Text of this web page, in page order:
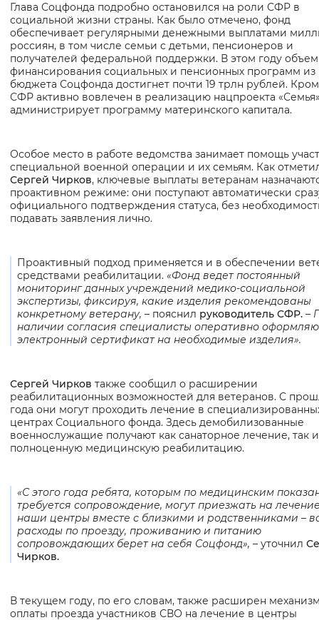
Глава Соцфонда подробно остановился на роли СФР в
социальной жизни страны. Как было отмечено, фонд
обеспечивает регулярными денежными выплатами
россиян, в том числе семьи с детьми, пенсионеров и
получателей федеральной поддержки. В этом году объем
финансирования социальных и пенсионных программ из
бюджета Соцфонда достигнет почти 19 трлн рублей.
СФР активно вовлечен в реализацию нацпроекта
администрирует программу материнского капитала.
Особое место в работе ведомства занимает помощь
специальной военной операции и их семьям. Как
Сергей Чирков, ключевые выплаты ветеранам
проактивном режиме: они поступают автоматически
официального подтверждения статуса, без
подавать заявления лично.
Проактивный подход применяется и в обеспечении
средствами реабилитации. «Фонд ведет постоянный
мониторинг данных учреждений медико‑социальной
экспертизы, фиксируя, какие изделия рекомендованы
конкретному ветерану, – пояснил руководитель СФР. –
наличии согласия специалисты оперативно
электронный сертификат на необходимые изделия».
Сергей Чирков также сообщил о расширении
реабилитационных возможностей для ветеранов. С
года они могут проходить лечение в
центрах Социального фонда. Здесь демобилизованные
военнослужащие получают как санаторное лечение, так и
полноценную медицинскую реабилитацию.
«С этого года ребята, которым по медицинским
требуется сопровождение, могут приезжать на
наши центры вместе с близкими и родственниками –
расходы по проезду, проживанию и питанию
сопровождающих берет на себя Соцфонд», – уточнил
Чирков.
В текущем году, по его словам, также расширен
оплаты проезда участников СВО на лечение в центры